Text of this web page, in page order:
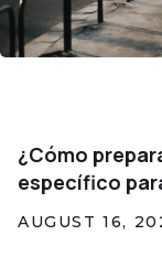
¿Cómo
específico
AUGUST 16,